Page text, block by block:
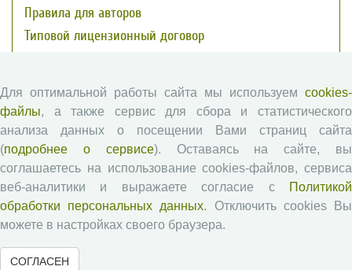
Правила для авторов
Типовой лицензионный договор
Авторские права
Рецензентам
Памятка рецензенту
Положение о рецензировании
Форма рецензии
Для оптимальной работы сайта мы используем cookies-
файлы, а также сервис для сбора и статистического
анализа данных о посещении Вами страниц сайта
(подробнее о сервисе). Оставаясь на сайте, вы
соглашаетесь на использование cookies-файлов, сервиса
веб-аналитики и выражаете согласие с
Политикой
обработки персональных данных. Отключить cookies Вы
можете в настройках своего браузера.
СОГЛАСЕН